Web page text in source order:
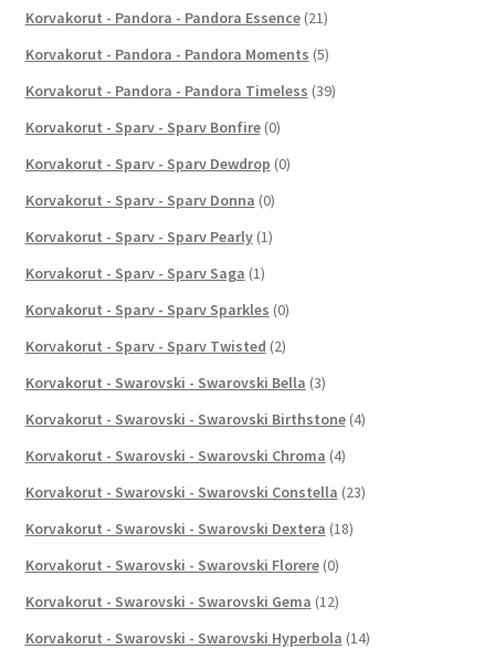
Korvakorut - Pandora - Pandora Essence (21)
Korvakorut - Pandora - Pandora Moments (5)
Korvakorut - Pandora - Pandora Timeless (39)
Korvakorut - Sparv - Sparv Bonfire (0)
Korvakorut - Sparv - Sparv Dewdrop (0)
Korvakorut - Sparv - Sparv Donna (0)
Korvakorut - Sparv - Sparv Pearly (1)
Korvakorut - Sparv - Sparv Saga (1)
Korvakorut - Sparv - Sparv Sparkles (0)
Korvakorut - Sparv - Sparv Twisted (2)
Korvakorut - Swarovski - Swarovski Bella (3)
Korvakorut - Swarovski - Swarovski Birthstone (4)
Korvakorut - Swarovski - Swarovski Chroma (4)
Korvakorut - Swarovski - Swarovski Constella (23)
Korvakorut - Swarovski - Swarovski Dextera (18)
Korvakorut - Swarovski - Swarovski Florere (0)
Korvakorut - Swarovski - Swarovski Gema (12)
Korvakorut - Swarovski - Swarovski Hyperbola (14)